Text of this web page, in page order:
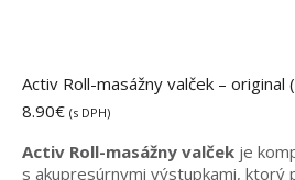
Activ Roll-masážny valček – original
8.90€ (s DPH)
Activ Roll-masážny valček je
s akupresúrnymi výstupkami, ktorý